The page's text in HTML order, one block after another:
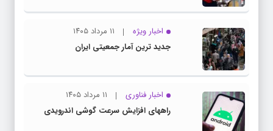
اخبار ویژه
۱۱ مرداد ۱۴۰۵
جدید ترین آمار جمعیتی ایران
اخبار فناوری
۱۱ مرداد ۱۴۰۵
راههای افزایش سرعت گوشی اندرویدی